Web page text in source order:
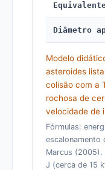
Diâmetro
Modelo
asteroides
colisão com a
rochosa de
velocidade de
Fórmulas:
escalonamento
Marcus (2005).
J (cerca de 15